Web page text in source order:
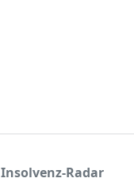
Insolvenz-Radar